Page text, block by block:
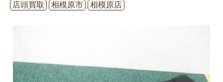
店頭買取
相模原市 相模原店